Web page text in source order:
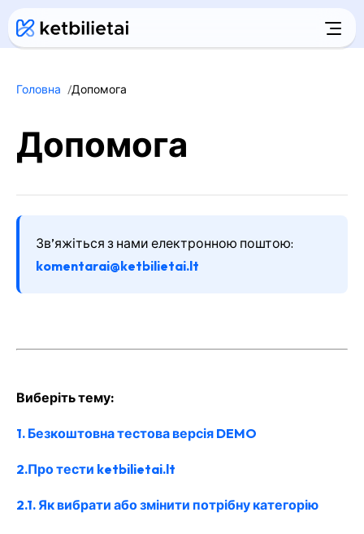
Головна Допомога
Допомога
Зв’яжіться з нами електронною поштою:
komentarai@ketbilietai.lt
Виберіть тему:
1. Безкоштовна тестова версія DEMO
2.Про тести ketbilietai.lt
2.1. Як вибрати або змінити потрібну категорію